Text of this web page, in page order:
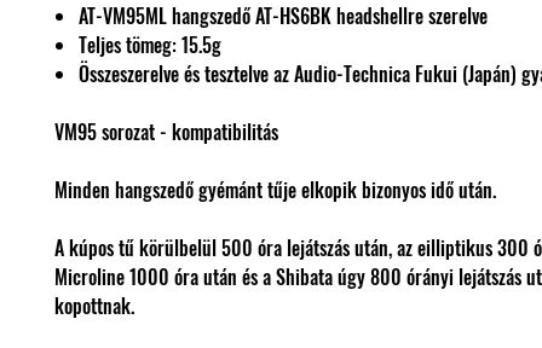
AT-VM95ML hangszedő AT-HS6BK headshellre szerelve
Teljes tömeg: 15.5g
Összeszerelve és tesztelve az Audio-Technica Fukui (Japán)
VM95 sorozat - kompatibilitás
Minden hangszedő gyémánt tűje elkopik bizonyos idő után.
A kúpos tű körülbelül 500 óra lejátszás után, az eilliptikus 300
Microline 1000 óra után és a Shibata úgy 800 órányi lejátszás
kopottnak.